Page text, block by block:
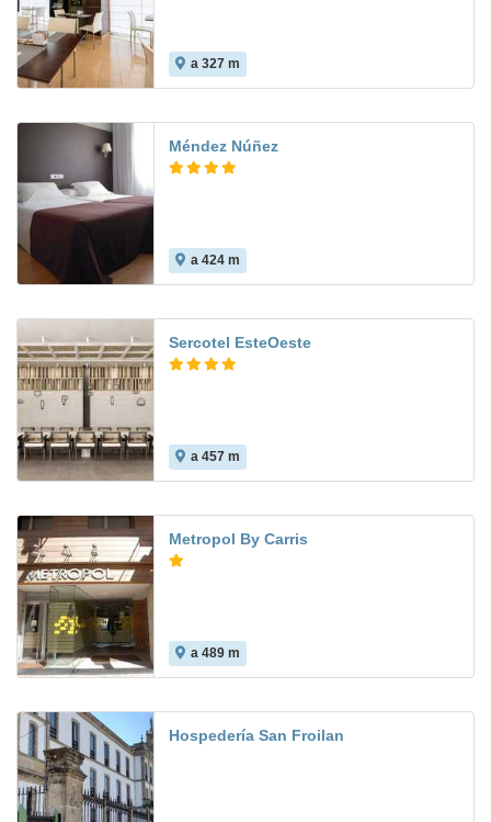
a 327 m
Méndez Núñez
a 424 m
Sercotel EsteOeste
a 457 m
Metropol By Carris
a 489 m
Hospedería San Froilan